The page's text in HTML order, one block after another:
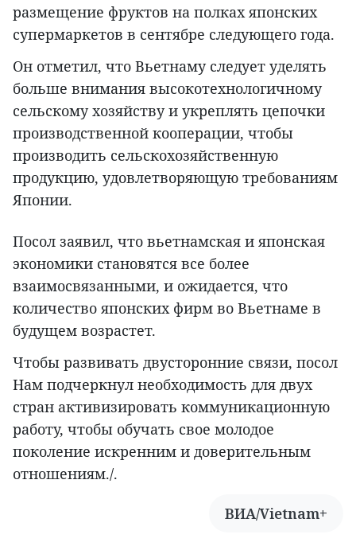
размещение фруктов на полках японских
супермаркетов в сентябре следующего года.
Он отметил, что Вьетнаму следует уделять
больше внимания высокотехнологичному
сельскому хозяйству и укреплять цепочки
производственной кооперации, чтобы
производить сельскохозяйственную
продукцию, удовлетворяющую требованиям
Японии.
Посол заявил, что вьетнамская и японская
экономики становятся все более
взаимосвязанными, и ожидается, что
количество японских фирм во Вьетнаме в
будущем возрастет.
Чтобы развивать двусторонние связи, посол
Нам подчеркнул необходимость для двух
стран активизировать коммуникационную
работу, чтобы обучать свое молодое
поколение искренним и доверительным
отношениям./.
ВИА/Vietnam+